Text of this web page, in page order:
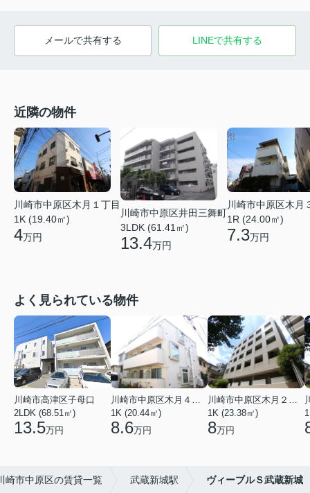
メールで共有する LINEで共有する
近隣の物件
川崎市中原区木月１丁目
1K (19.40㎡)
4万円
川崎市中原区井田三舞町
3LDK (61.41㎡)
13.4万円
川崎市中原区木月
1R (24.00㎡)
7.3万円
よく見られている物件
川崎市高津区子母口
2LDK (68.51㎡)
13.5万円
川崎市中原区木月４丁目
1K (20.44㎡)
8.6万円
川崎市中原区木月２丁目
1K (23.38㎡)
8万円
崎市中原区の賃貸一覧 武蔵新城駅 ヴィーブルＳ武蔵新城